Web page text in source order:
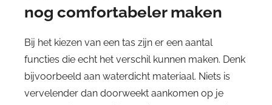
nog comfortabeler maken
Bij het kiezen van een tas zijn er een aantal
functies die echt het verschil kunnen maken. Denk
bijvoorbeeld aan waterdicht materiaal. Niets is
vervelender dan doorweekt aankomen op je